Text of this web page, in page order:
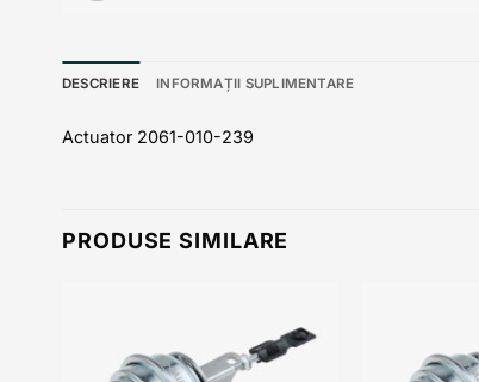
DESCRIERE INFORMAȚII SUPLIMENTARE
Actuator 2061-010-239
PRODUSE SIMILARE
Add to
wishlist